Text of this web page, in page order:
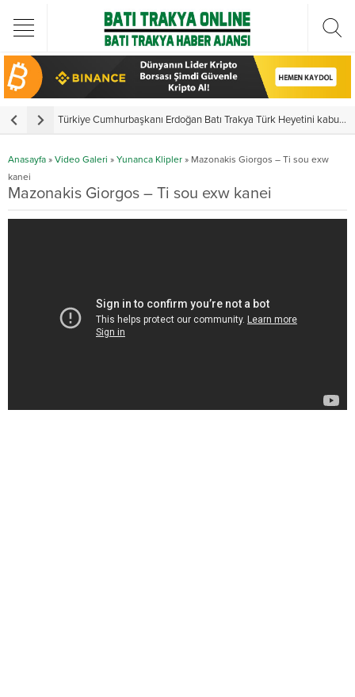
Türkiye Cumhurbaşkanı Erdoğan Batı Trakya Türk Heyetini kabul etti
Anasayfa » Video Galeri » Yunanca Klipler » Mazonakis Giorgos – Ti sou exw
kanei
Mazonakis Giorgos – Ti sou exw kanei